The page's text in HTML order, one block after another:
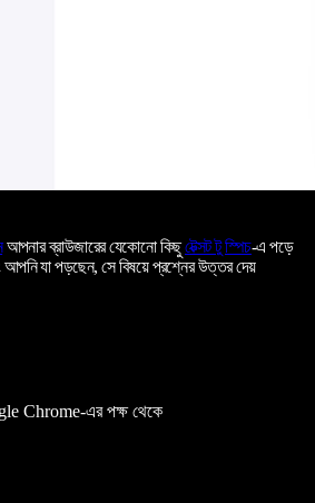
আপনার ব্রাউজারের যেকোনো কিছুটেক্সট টু স্পিচ-এ পড়ে
যা পড়ছেন, সে বিষয়ে প্রশ্নের উত্তর দেয়
Chrome-এর পক্ষ থেকে